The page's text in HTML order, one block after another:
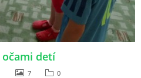
detí
7 0